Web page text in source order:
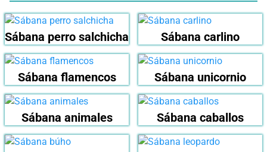
Sábana perro salchicha Sábana carlino
Sábana flamencos Sábana unicornio
Sábana animales Sábana caballos